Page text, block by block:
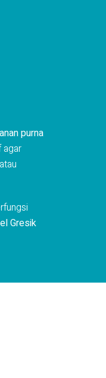
purna
agar
Gresik